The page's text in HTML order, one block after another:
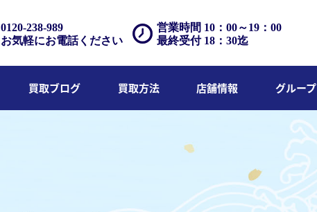
営業時間 10：00～19：00
最終受付 18：30迄
0120-238-989
お気軽にお電話ください
買取ブログ 買取方法 店舗情報 グループ